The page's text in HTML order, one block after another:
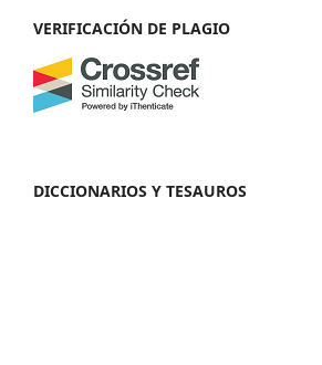
VERIFICACIÓN DE PLAGIO
DICCIONARIOS Y TESAUROS